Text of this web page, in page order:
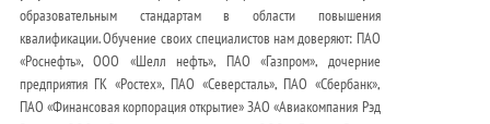
образовательным стандартам в области повышения
квалификации. Обучение своих специалистов нам доверяют: ПАО
«Роснефть», ООО «Шелл нефть», ПАО «Газпром», дочерние
предприятия ГК «Ростех», ПАО «Северсталь», ПАО «Сбербанк»,
ПАО «Финансовая корпорация открытие» ЗАО «Авиакомпания Рэд